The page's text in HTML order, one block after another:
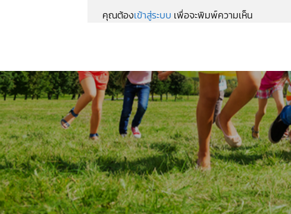
คุณต้องเข้าสู่ระบบ เพื่อจะพิมพ์ความเห็น